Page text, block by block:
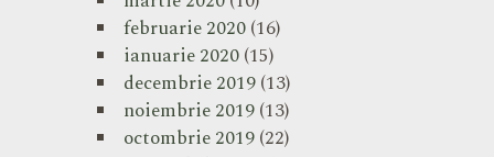
februarie 2020(16)
ianuarie 2020(15)
decembrie 2019(13)
noiembrie 2019(13)
octombrie 2019(22)